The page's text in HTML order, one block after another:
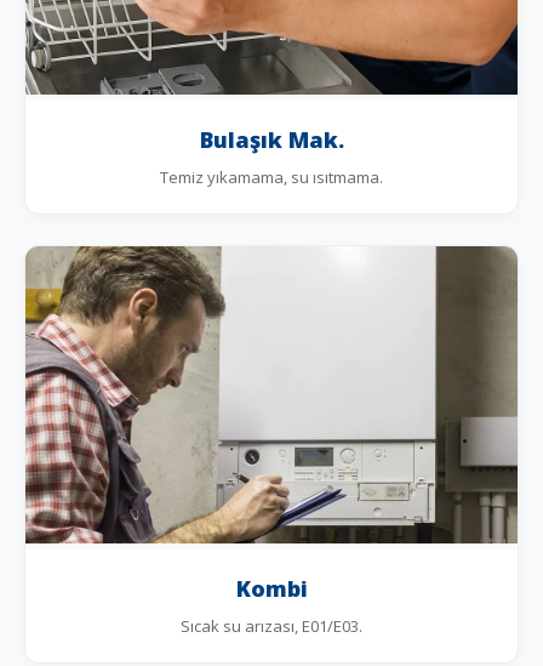
Bulaşık Mak.
Temiz yıkamama, su ısıtmama.
Kombi
Sıcak su arızası, E01/E03.